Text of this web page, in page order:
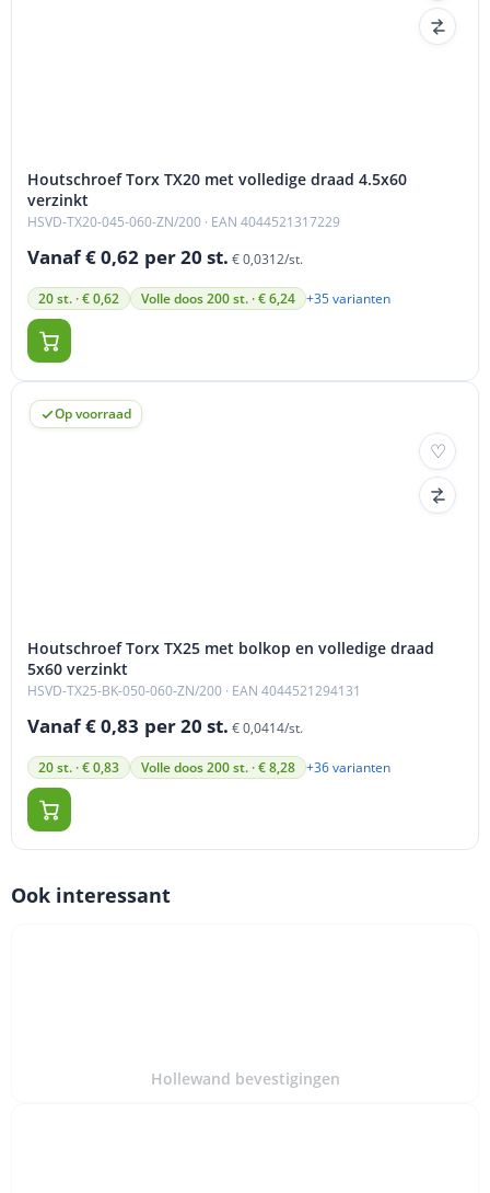
Houtschroef Torx TX20 met volledige draad 4.5x60
verzinkt
HSVD-TX20-045-060-ZN/200 · EAN 4044521317229
Vanaf € 0,62 per 20 st. € 0,0312/st.
20 st. · € 0,62 Volle doos 200 st. · € 6,24 +35 varianten
Op voorraad
Houtschroef Torx TX25 met bolkop en volledige draad
5x60 verzinkt
HSVD-TX25-BK-050-060-ZN/200 · EAN 4044521294131
Vanaf € 0,83 per 20 st. € 0,0414/st.
20 st. · € 0,83 Volle doos 200 st. · € 8,28 +36 varianten
Ook interessant
Hollewand bevestigingen